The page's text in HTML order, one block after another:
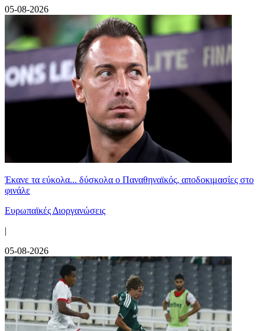
05-08-2026
Έκανε τα εύκολα... δύσκολα ο Παναθηναϊκός, αποδοκιμασίες στο
φινάλε
Ευρωπαϊκές Διοργανώσεις
|
05-08-2026